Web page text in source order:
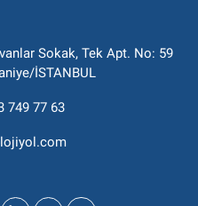
Sokak, Tek Apt. No: 59
İSTANBUL
749 77 63